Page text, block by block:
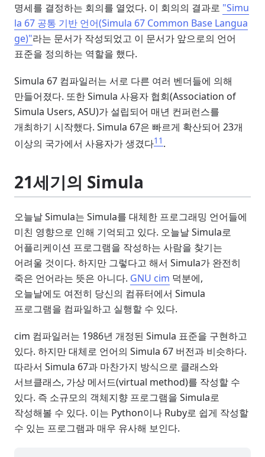
명세를 결정하는 회의를 열었다. 이 회의의 결과로 "Simu
la 67 공통 기반 언어(Simula 67 Common Base Langua
ge)"라는 문서가 작성되었고 이 문서가 앞으로의 언어
표준을 정의하는 역할을 했다.
Simula 67 컴파일러는 서로 다른 여러 벤더들에 의해
만들어졌다. 또한 Simula 사용자 협회(Association of
Simula Users, ASU)가 설립되어 매년 컨퍼런스를
개최하기 시작했다. Simula 67은 빠르게 확산되어 23개
이상의 국가에서 사용자가 생겼다11 .
21세기의 Simula
오늘날 Simula는 Simula를 대체한 프로그래밍 언어들에
미친 영향으로 인해 기억되고 있다. 오늘날 Simula로
어플리케이션 프로그램을 작성하는 사람을 찾기는
어려울 것이다. 하지만 그렇다고 해서 Simula가 완전히
죽은 언어라는 뜻은 아니다. GNU cim 덕분에,
오늘날에도 여전히 당신의 컴퓨터에서 Simula
프로그램을 컴파일하고 실행할 수 있다.
cim 컴파일러는 1986년 개정된 Simula 표준을 구현하고
있다. 하지만 대체로 언어의 Simula 67 버전과 비슷하다.
따라서 Simula 67과 마찬가지 방식으로 클래스와
서브클래스, 가상 메서드(virtual method)를 작성할 수
있다. 즉 소규모의 객체지향 프로그램을 Simula로
작성해볼 수 있다. 이는 Python이나 Ruby로 쉽게 작성할
수 있는 프로그램과 매우 유사해 보인다.